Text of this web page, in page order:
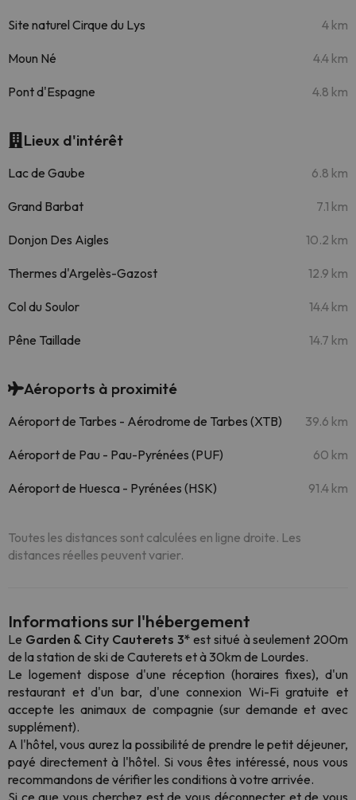
Site naturel Cirque du Lys 4 km
Moun Né 4.4 km
Pont d'Espagne 4.8 km
Lieux d'intérêt
Lac de Gaube 6.8 km
Grand Barbat 7.1 km
Donjon Des Aigles 10.2 km
Thermes d'Argelès-Gazost 12.9 km
Col du Soulor 14.4 km
Pêne Taillade 14.7 km
Aéroports à proximité
Aéroport de Tarbes - Aérodrome de Tarbes (XTB) 39.6 km
Aéroport de Pau - Pau-Pyrénées (PUF) 60 km
Aéroport de Huesca - Pyrénées (HSK) 91.4 km
Toutes les distances sont calculées en ligne droite. Les
distances réelles peuvent varier.
Informations sur l'hébergement
Le Garden & City Cauterets 3* est situé à seulement 200m
de la station de ski de Cauterets et à 30km de Lourdes.
Le logement dispose d'une réception (horaires fixes), d'un
restaurant et d'un bar, d'une connexion Wi-Fi gratuite et
accepte les animaux de compagnie (sur demande et avec
supplément).
A l'hôtel, vous aurez la possibilité de prendre le petit déjeuner,
payé directement à l'hôtel. Si vous êtes intéressé, nous vous
recommandons de vérifier les conditions à votre arrivée.
Si ce que vous cherchez est de vous déconnecter et de vous